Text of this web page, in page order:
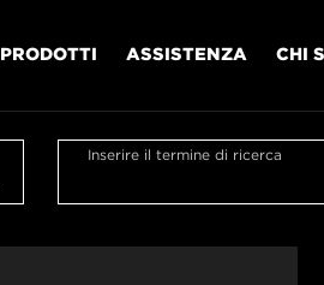
PRODOTTI ASSISTENZA CHI
Inserire il termine di ricerca